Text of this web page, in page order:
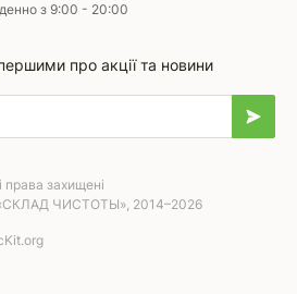
з 9:00 - 20:00
про акції та новини
права захищені
ЧИСТОТЫ», 2014–2026